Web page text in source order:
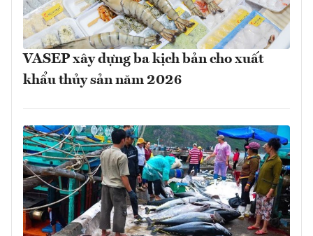
VASEP xây dựng ba kịch bản cho xuất
khẩu thủy sản năm 2026